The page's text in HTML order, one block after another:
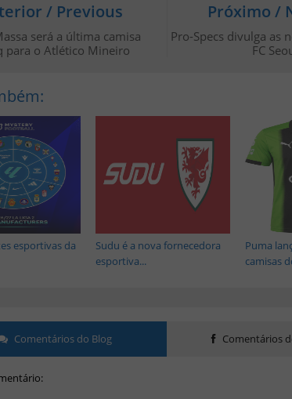
Próximo /
Pro-Specs divulga as
FC
/ Previous
será a última camisa
para o Atlético Mineiro
Puma
camisas
Sudu é a nova fornecedora
esportiva...
esportivas da
Comentários do Blog Comentários